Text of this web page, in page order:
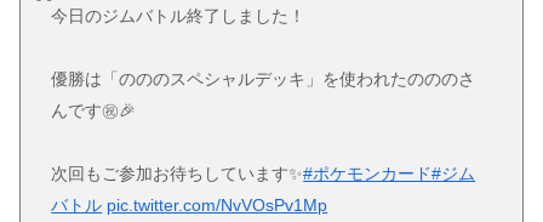
今日のジムバトル終了しました！
優勝は「のののスペシャルデッキ」を使われたのののさ
んです㊗️🎉
次回もご参加お待ちしています✨#ポケモンカード#ジム
バトル pic.twitter.com/NvVOsPv1Mp